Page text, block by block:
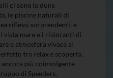
ci sono le dune
le piscine naturali di
riflessi sorprendenti, e
vista mare e i ristoranti di
e atmosfera vivace si
tra relax e scoperta,
ancora più coinvolgente
di Speeders.